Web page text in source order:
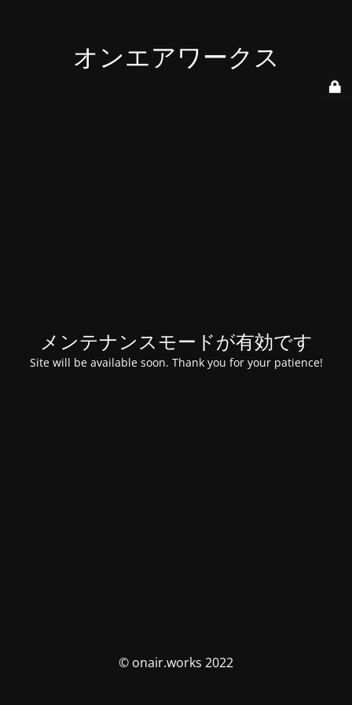
オンエアワークス
メンテナンスモードが有効です
Site will be available soon. Thank you for your patience!
© onair.works 2022